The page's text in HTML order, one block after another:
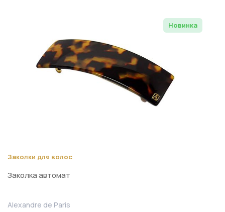
Новинка
Заколки для волос
Заколка автомат
Alexandre de Paris